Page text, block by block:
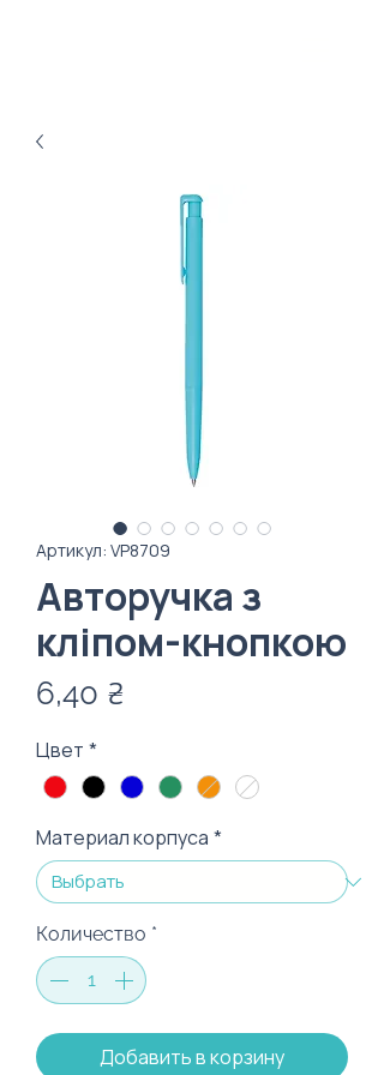
Артикул: VP8709
Авторучка з
кліпом-кнопкою
6,40 ₴
Цвет *
Материал корпуса *
Количество *
Добавить в корзину